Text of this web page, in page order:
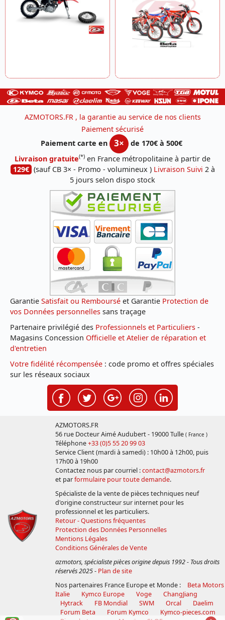
AZMOTORS.FR , la garantie au service de nos clients
Paiement sécurisé
Paiement carte en
3×
de 170€ à 500€
Livraison gratuite(*) en France métropolitaine à partir de
129€ (sauf CB 3× - Promo - volumineux ) Livraison Suivi 2 à
5 jours selon dispo stock
Garantie Satisfait ou Remboursé et Garantie Protection de
vos Données personnelles sans traçage
Partenaire privilégié des Professionnels et Particuliers -
Magasins Concession Officielle et Atelier de réparation et
d'entretien
Votre fidélité récompensée : code promo et offres spéciales
sur les réseaux sociaux
AZMOTORS.FR
56 rue Docteur Aimé Audubert - 19000 Tulle ( France )
Téléphone+33 (0)5 55 20 99 03
Service Client (mardi à samedi) : 10h00 à 12h00, puis
17h00 à 19h00
Contactez nous par courriel :contact@azmotors.fr
et parformulaire pour toute demande.
Spécialiste de la vente de pièces techniques neuf
d'origine constructeur sur internet pour les
professionnel et les particuliers.
Retour - Questions fréquentes
Protection des Données Personnelles
Mentions Légales
Conditions Générales de Vente
azmotors, spécialiste pièces origine depuis 1992 - Tous droits
réservés 2025- Plan de site
Nos partenaires France Europe et Monde :
Beta Motors
Italie
Kymco Europe Voge
ChangJiang
Hytrack
FB Mondial SWM Orcal
Daelim
Forum Beta
Forum Kymco
Kymco-pieces.com